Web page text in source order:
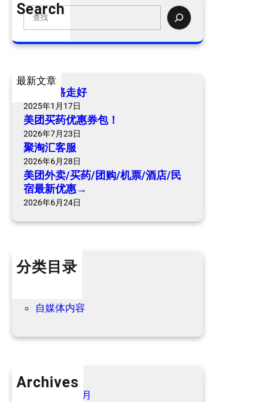
Search
S
a
h
最新文章
爷爷一路走好
2025年1月17日
美团买药优惠券包！
2026年7月23日
聚淘汇客服
2026年6月28日
美团外卖/买药/团购/机票/酒店/民
宿最新优惠→
2026年6月24日
分类目录
自媒体内容
Archives
2026 年 7 月